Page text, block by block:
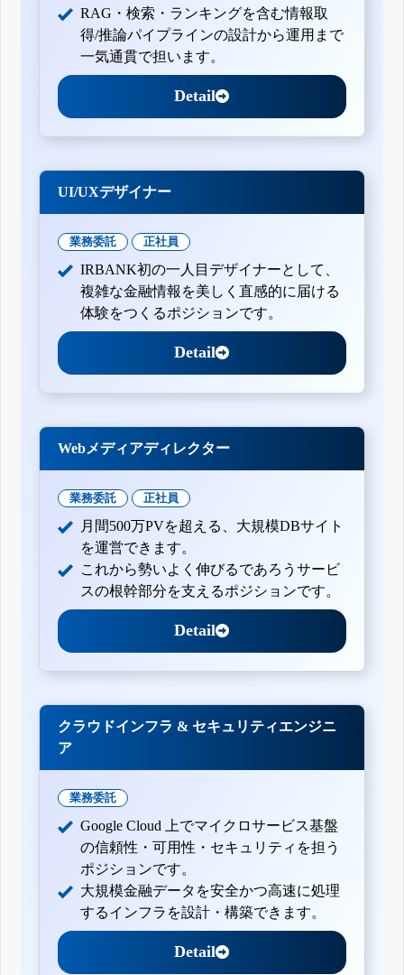
RAG・検索・ランキングを含む情報取
得/推論パイプラインの設計から運用まで
一気通貫で担います。
Detail
UI/UXデザイナー
業務委託 正社員
IRBANK初の一人目デザイナーとして、
複雑な金融情報を美しく直感的に届ける
体験をつくるポジションです。
Detail
Webメディアディレクター
業務委託 正社員
月間500万PVを超える、大規模DBサイト
を運営できます。
これから勢いよく伸びるであろうサービ
スの根幹部分を支えるポジションです。
Detail
クラウドインフラ & セキュリティエンジニ
ア
業務委託
Google Cloud 上でマイクロサービス基盤
の信頼性・可用性・セキュリティを担う
ポジションです。
大規模金融データを安全かつ高速に処理
するインフラを設計・構築できます。
Detail